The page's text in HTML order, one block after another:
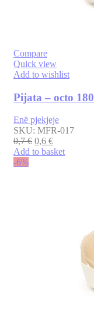
Compare
Quick view
Add to wishlist
Pijata – octo 180
Enë pjekjeje
SKU: MFR-017
0,7€ 0,6 €
Add to basket
-6%